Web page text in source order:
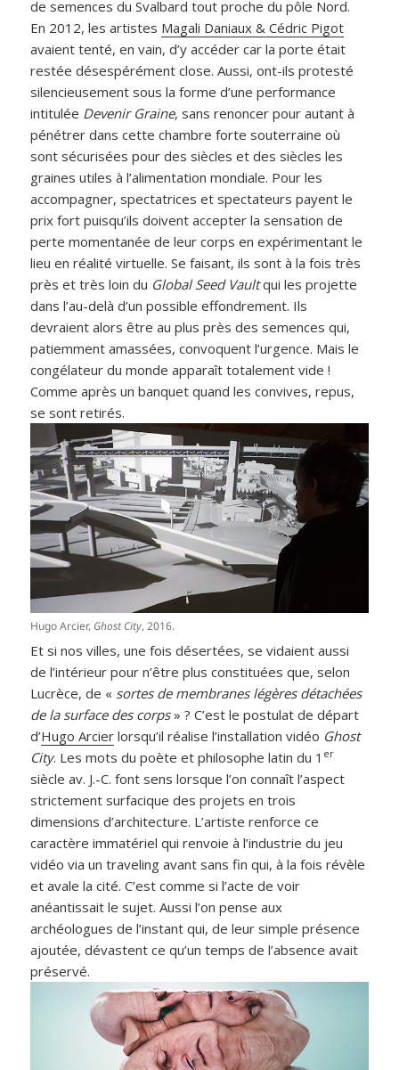
de semences du Svalbard tout proche du pôle Nord.
En 2012, les artistes Magali Daniaux & Cédric Pigot
avaient tenté, en vain, d’y accéder car la porte était
restée désespérément close. Aussi, ont-ils protesté
silencieusement sous la forme d’une performance
intitulée Devenir Graine, sans renoncer pour autant à
pénétrer dans cette chambre forte souterraine où
sont sécurisées pour des siècles et des siècles les
graines utiles à l’alimentation mondiale. Pour les
accompagner, spectatrices et spectateurs payent le
prix fort puisqu’ils doivent accepter la sensation de
perte momentanée de leur corps en expérimentant le
lieu en réalité virtuelle. Se faisant, ils sont à la fois très
près et très loin du Global Seed Vaultqui les projette
dans l’au-delà d’un possible effondrement. Ils
devraient alors être au plus près des semences qui,
patiemment amassées, convoquent l’urgence. Mais le
congélateur du monde apparaît totalement vide !
Comme après un banquet quand les convives, repus,
se sont retirés.
Hugo Arcier, Ghost City, 2016.
Et si nos villes, une fois désertées, se vidaient aussi
de l’intérieur pour n’être plus constituées que, selon
Lucrèce, de « sortes de membranes légères détachées
de la surface des corps» ? C’est le postulat de départ
d’Hugo Arcier lorsqu’il réalise l’installation vidéo Ghost
City. Les mots du poète et philosophe latin du 1 er
siècle av. J.-C. font sens lorsque l’on connaît l’aspect
strictement surfacique des projets en trois
dimensions d’architecture. L’artiste renforce ce
caractère immatériel qui renvoie à l’industrie du jeu
vidéo via un traveling avant sans fin qui, à la fois révèle
et avale la cité. C’est comme si l’acte de voir
anéantissait le sujet. Aussi l’on pense aux
archéologues de l’instant qui, de leur simple présence
ajoutée, dévastent ce qu’un temps de l’absence avait
préservé.